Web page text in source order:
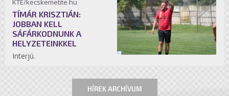
KTE/kecskemetite.hu
TÍMÁR KRISZTIÁN:
JOBBAN KELL
SÁFÁRKODNUNK A
HELYZETEINKKEL
Interjú.
HÍREK ARCHÍVUM